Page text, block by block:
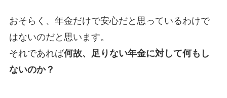
おそらく、年金だけで安心だと思っているわけで
はないのだと思います。
それであれば何故、足りない年金に対して何もし
ないのか？